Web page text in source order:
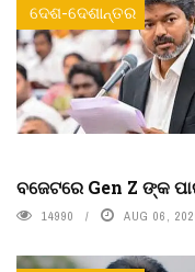
ଦେଶ-ଦେଶାନ୍ତର
ବଜେଟରେ Gen Z ଙ୍କ
14990 AUG 06,